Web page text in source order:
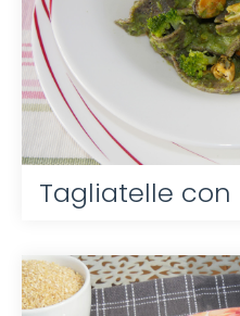
Tagliatelle con